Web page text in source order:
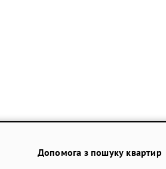
Допомога з пошуку квартир